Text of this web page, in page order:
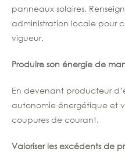
panneaux solaires.
administration locale pour
vigueur.
Produire son énergie de
En devenant producteur
autonomie énergétique et
coupures de courant.
Valoriser les excédents de